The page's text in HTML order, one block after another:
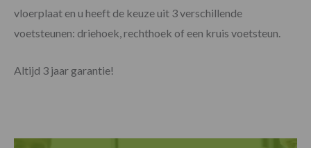
vloerplaat en u heeft de keuze uit 3 verschillende
voetsteunen: driehoek, rechthoek of een kruis voetsteun.
Altijd 3 jaar garantie!